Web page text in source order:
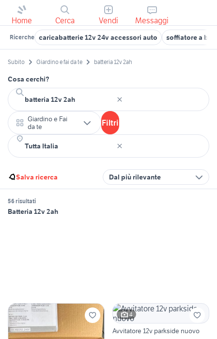
Home Cerca Vendi Messaggi
Ricerche caricabatterie 12v 24v accessori auto soffiatore a
Subito Giardino e fai da te batteria 12v 2ah
Cosa cerchi?
Giardino e Fai
da te
Filtri
Salva ricerca Dal più rilevante
56 risultati
Batteria 12v 2ah
4
Avvitatore 12v parkside nuovo